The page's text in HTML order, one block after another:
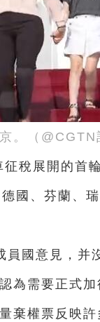
。（@CGTN
稅展開的首
國、芬蘭、
員國意見，并
為需要正式
棄權票反映